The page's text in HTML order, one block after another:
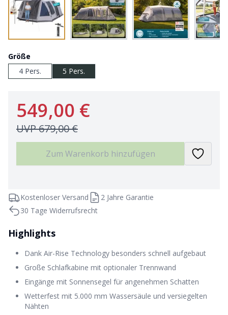
Größe
4 Pers.
5 Pers.
549,00 €
UVP679,00 €
Zum Warenkorb hinzufügen
Kostenloser Versand
2 Jahre Garantie
30 Tage Widerrufsrecht
Highlights
Dank Air-Rise Technology besonders schnell aufgebaut
Große Schlafkabine mit optionaler Trennwand
Eingänge mit Sonnensegel für angenehmen Schatten
Wetterfest mit 5.000 mm Wassersäule und versiegelten
Nähten